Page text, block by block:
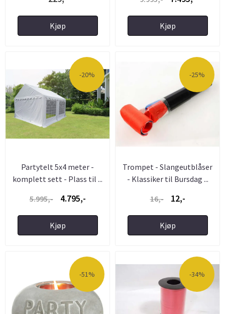
Kjøp Kjøp
-20%
Partytelt 5x4 meter -
komplett sett - Plass til ...
5.995,-
4.795,-
Kjøp
-25%
Trompet - Slangeutblåser
- Klassiker til Bursdag ...
16,-
12,-
Kjøp
-51% -34%